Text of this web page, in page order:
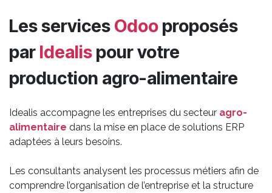
Les services Odoo proposés
par Idealis pour votre
production agro-alimentaire
Idealis accompagne les entreprises du secteur agro-
alimentaire dans la mise en place de solutions ERP
adaptées à leurs besoins.
Les consultants analysent les processus métiers afin de
comprendre l’organisation de l’entreprise et la structure